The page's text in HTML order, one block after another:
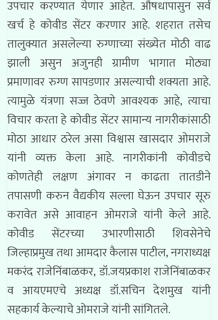
उपचार करण्यात येणार आहेत. औषधापासुन सर्व
खर्च हे कोवीड सेंटर करणार आहे. शहरात तसेच
तालुक्यात असलेल्या रुग्णाच्या संख्येत मोठी वाढ
झाली असुन अजुनही ग्रामीण भागात मोठ्या
प्रमाणावर रुग्ण सापडणार असल्याची शक्यता आहे.
त्यामुळे यंत्रणा सज्ज ठेवणे आवश्यक आहे, त्याचा
विचार करता हे कोवीड सेंटर सामान्य नागरीकांसाठी
मोठा आधार ठरेल असा विश्वास खासदार ओमराजे
यांनी व्यक्त केला आहे. नागरीकांनी कोवीडचे
कोणतेही लक्षण अंगावर न काढता तातडीने
तपासणी करुन वैद्यकीय सल्ला घेऊन उपचार सूरु
करावेत असे आवाहन ओमराजे यांनी केले आहे.
कोवीड सेंटरच्या उभारणीसाठी शिवसेनेचे
जिल्हाप्रमुख तथा आमदार कैलास पाटील, नगराध्यक्ष
मकरंद राजेनिंबाळकर, डॉ.जयप्रकाश राजेनिंबाळकर
व आयएमएचे अध्यक्ष डॉ.सचिन देशमुख यांनी
सहकार्य केल्याचे ओमराजे यांनी सांगितले.